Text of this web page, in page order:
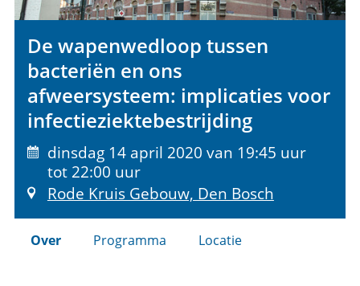
naar
menu
De wapenwedloop tussen
bacteriën en ons
afweersysteem: implicaties voor
infectieziektebestrijding
dinsdag 14 april 2020 van 19:45 uur
tot 22:00 uur
Rode Kruis Gebouw, Den Bosch
Over Programma Locatie